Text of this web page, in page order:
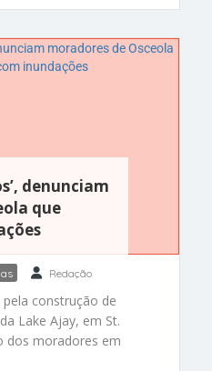
uma reportagem do
solicitaram um
denunciam
que
Redação
construção de
Lake Ajay, em St.
dos moradores em